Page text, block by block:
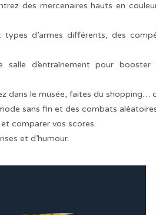
des mercenaires hauts en
d’armes différents, des
salle d’entraînement pour
dans le musée, faites du shopping…
sans fin et des combats
comparer vos scores.
et d’humour.